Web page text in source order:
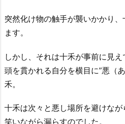
突然化け物の触手が襲いかかり
ます。
しかし、それは十禾が事前に見え
頭を貫かれる自分を横目に”悪（
禾。
十禾は次々と悪し場所を避けな
笑いながら漏らすのでした。